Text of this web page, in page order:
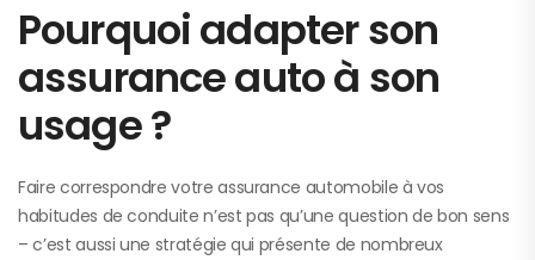
Pourquoi adapter son
assurance auto à son
usage ?
Faire correspondre votre assurance automobile à vos
habitudes de conduite n’est pas qu’une question de bon sens
– c’est aussi une stratégie qui présente de nombreux